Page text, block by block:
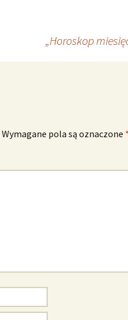
„Horoskop
Wymagane pola są oznaczone *